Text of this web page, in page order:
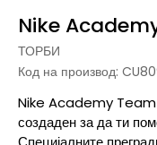
Nike
ТОРБИ
Код на производ:
Nike Academy Team
создаден за да ти